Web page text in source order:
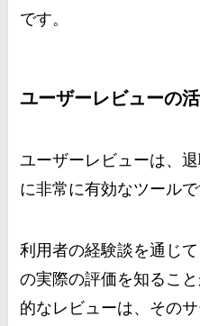
です。
ユーザーレビューの
ユーザーレビューは、
に非常に有効なツールで
利用者の経験談を通じ
の実際の評価を知るこ
的なレビューは、その